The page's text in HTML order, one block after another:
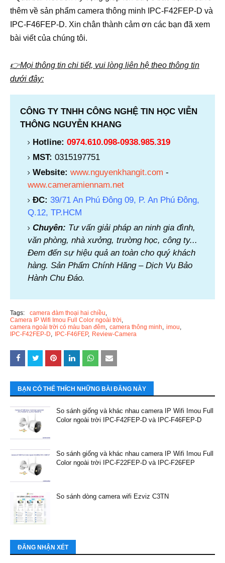
thêm về sản phẩm camera thông minh IPC-F42FEP-D và
IPC-F46FEP-D. Xin chân thành cảm ơn các bạn đã xem
bài viết của chúng tôi.
👉Mọi thông tin chi tiết, vui lòng liên hệ theo thông tin
dưới đây:
CÔNG TY TNHH CÔNG NGHỆ TIN HỌC VIỄN
THÔNG NGUYỄN KHANG
Hotline: 0974.610.098-0938.985.319
MST: 0315197751
Website: www.nguyenkhangit.com -
www.cameramiennam.net
ĐC: 39/71 An Phú Đông 09, P. An Phú Đông,
Q.12, TP.HCM
Chuyên: Tư vấn giải pháp an ninh gia đình,
văn phòng, nhà xưởng, trường học, công ty...
Đem đến sự hiệu quả an toàn cho quý khách
hàng. Sản Phẩm Chính Hãng – Dịch Vụ Bảo
Hành Chu Đáo.
Tags:
camera đàm thoại hai chiều
Camera IP Wifi Imou Full Color ngoài trời
camera ngoài trời có màu ban đêm camera thông minh
imou
IPC-F42FEP-D
IPC-F46FEP Review-Camera
BẠN CÓ THỂ THÍCH NHỮNG BÀI ĐĂNG NÀY
So sánh giống và khác nhau camera IP Wifi Imou Full
Color ngoài trời IPC-F42FEP-D và IPC-F46FEP-D
So sánh giống và khác nhau camera IP Wifi Imou Full
Color ngoài trời IPC-F22FEP-D và IPC-F26FEP
So sánh dòng camera wifi Ezviz C3TN
ĐĂNG NHẬN XÉT